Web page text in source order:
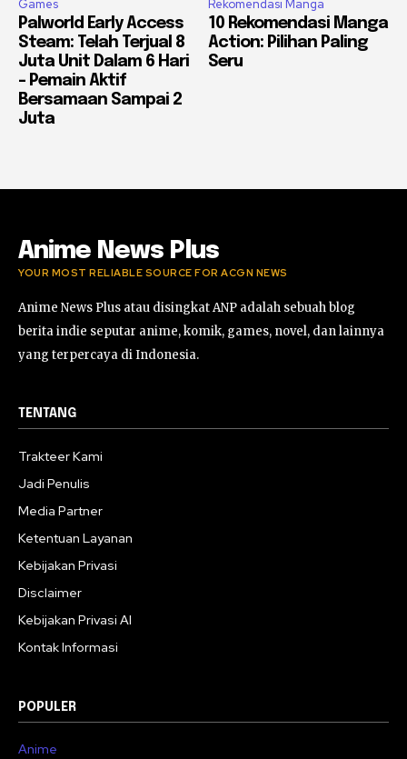
Games
Palworld Early Access
Steam: Telah Terjual 8
Juta Unit Dalam 6 Hari
– Pemain Aktif
Bersamaan Sampai 2
Juta
Rekomendasi Manga
10 Rekomendasi Manga
Action: Pilihan Paling
Seru
Anime News Plus
YOUR MOST RELIABLE SOURCE FOR ACGN NEWS
Anime News Plus atau disingkat ANP adalah sebuah blog
berita indie seputar anime, komik, games, novel, dan lainnya
yang terpercaya di Indonesia.
TENTANG
Trakteer Kami
Jadi Penulis
Media Partner
Ketentuan Layanan
Kebijakan Privasi
Disclaimer
Kebijakan Privasi AI
Kontak Informasi
POPULER
Anime